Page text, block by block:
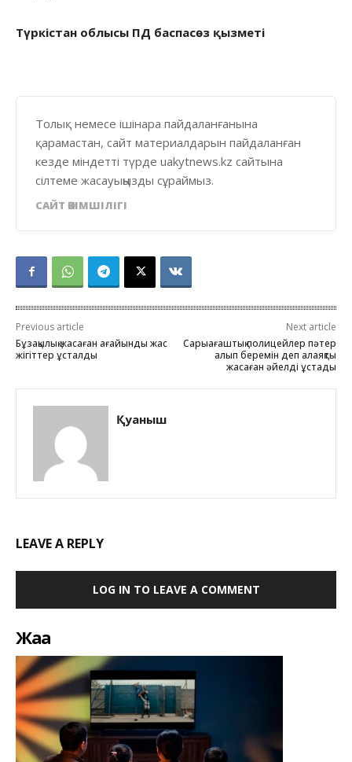
Түркістан облысы ПД баспасөз қызметі
Толық немесе ішінара пайдаланғанына
қарамастан, сайт материалдарын пайдаланған
кезде міндетті түрде uakytnews.kz сайтына
сілтеме жасауыңызды сұраймыз.
САЙТ ӘКІМШІЛІГІ
Previous article
Бұзақылық жасаған ағайынды жас
жігіттер ұсталды
Next article
Сарыағаштық полицейлер пәтер
алып беремін деп алаяқтық
жасаған әйелді ұстады
Қуаныш
LEAVE A REPLY
LOG IN TO LEAVE A COMMENT
Жаңа